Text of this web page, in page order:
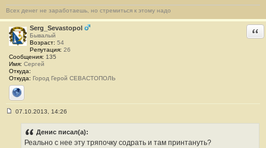
и
е
#
1
9
Всех денег не заработаешь, но стремиться к этому надо
Serg_Sevastopol
Бывалый
Возраст: 54
Репутация: 26
Сообщения: 135
Имя: Сергей
Откуда:
Откуда: Город Герой СЕВАСТОПОЛЬ
Сайт
07.10.2013, 14:26
Денис писал(а):
Реально с нее эту тряпочку содрать и там принтануть?